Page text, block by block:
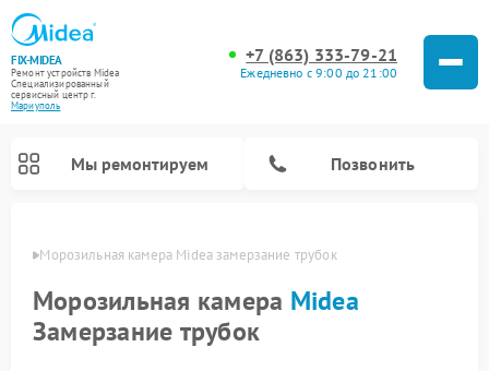
FIX-MIDEA
Ремонт устройств Midea
Специализированный
cервисный центр г.
Мариуполь
+7 (863) 333-79-21
Ежедневно с 9:00 до 21:00
Мы ремонтируем Позвонить
Морозильная камера Midea замерзание трубок
Морозильная камера Midea
Замерзание трубок